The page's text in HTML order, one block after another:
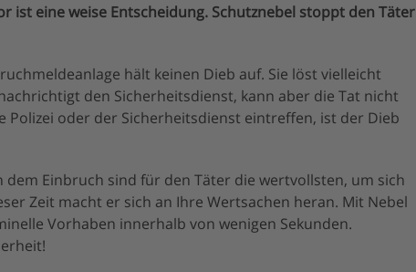
ist eine weise Entscheidung. Schutznebel stoppt den Täter
hält keinen Dieb auf. Sie löst vielleicht
den Sicherheitsdienst, kann aber die Tat nicht
Polizei oder der Sicherheitsdienst eintreffen, ist der Dieb
dem Einbruch sind für den Täter die wertvollsten, um sich
Zeit macht er sich an Ihre Wertsachen heran. Mit Nebel
Vorhaben innerhalb von wenigen Sekunden.